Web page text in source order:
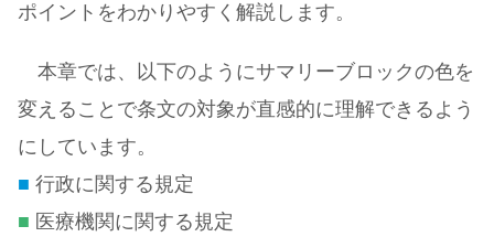
ポイントをわかりやすく解説します。
本章では、以下のようにサマリーブロックの色を
変えることで条文の対象が直感的に理解できるよう
にしています。
■ 行政に関する規定
■ 医療機関に関する規定